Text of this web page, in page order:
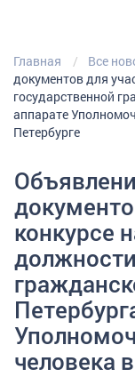
Главная Все
документов для
государственной
аппарате
Петербурге
конкурсе
человека